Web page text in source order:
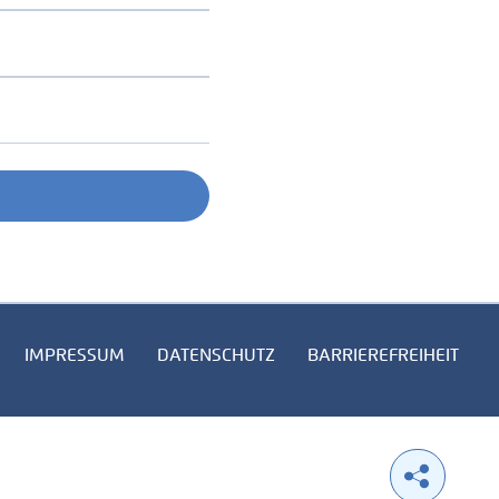
IMPRESSUM DATENSCHUTZ BARRIEREFREIHEIT